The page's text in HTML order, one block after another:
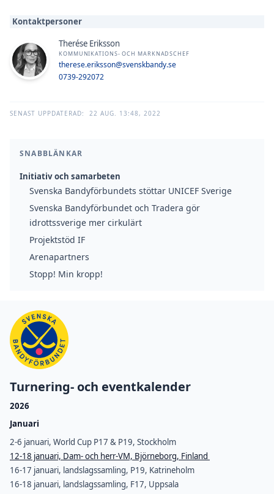
SNABBLÄNKAR
Initiativ och samarbeten
Svenska Bandyförbundets stöttar UNICEF Sverige
Svenska Bandyförbundet och Tradera gör
idrottssverige mer cirkulärt
Projektstöd IF
Arenapartners
Stopp! Min kropp!
Kontaktpersoner
Therése Eriksson
KOMMUNIKATIONS- OCH MARKNADSCHEF
therese.eriksson@svenskbandy.se
0739-292072
SENAST UPPDATERAD: 22 AUG. 13:48, 2022
Turnering- och eventkalender
2026
Januari
2-6 januari, World Cup P17 & P19, Stockholm
12-18 januari, Dam- och herr-VM, Björneborg, Finland
16-17 januari, landslagssamling, P19, Katrineholm
16-18 januari, landslagssamling, F17, Uppsala